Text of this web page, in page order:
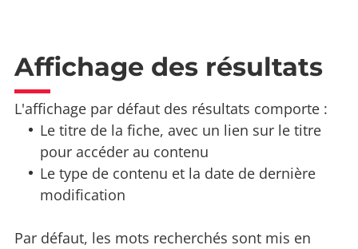
Affichage des résultats
L'affichage par défaut des résultats comporte :
Le titre de la fiche, avec un lien sur le titre
pour accéder au contenu
Le type de contenu et la date de dernière
modification
Par défaut, les mots recherchés sont mis en